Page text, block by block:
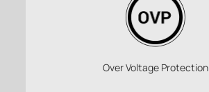
Over Voltage Protection